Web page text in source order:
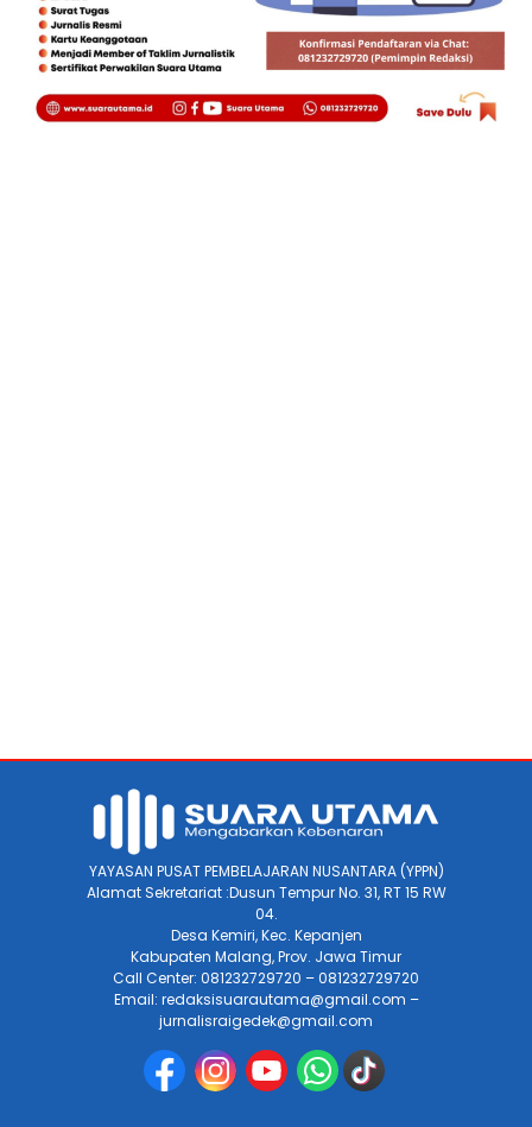
YAYASAN PUSAT PEMBELAJARAN NUSANTARA (YPPN)
Alamat Sekretariat :Dusun Tempur No. 31, RT 15 RW
04.
Desa Kemiri, Kec. Kepanjen
Kabupaten Malang, Prov. Jawa Timur
Call Center: 081232729720 – 081232729720
Email: redaksisuarautama@gmail.com –
jurnalisraigedek@gmail.com